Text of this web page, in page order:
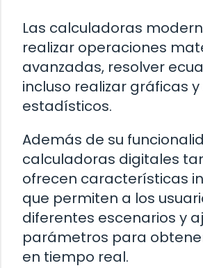
Las calculadoras
realizar operaciones
avanzadas, resolver
incluso realizar gráficas
estadísticos.
Además de su
calculadoras digitales
ofrecen características
que permiten a los
diferentes escenarios y
parámetros para
en tiempo real.